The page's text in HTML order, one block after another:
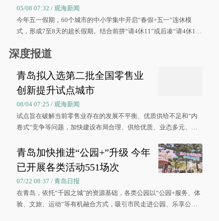
05/08 07:32 / 观海新闻
今年五一假期，60个城市的中小学集中开启“春假+五一”连休模
式，形成7至8天的超长假期。结合前拼“请4休11”或后凑“请4休1
深度报道
青岛拟入选第二批全国零售业
创新提升试点城市
08/04 07:25 / 观海新闻
试点旨在破解当前零售业存在的发展不平衡、优质供给不足和“内
卷式”竞争等问题，加快建设布局合理、供给优质、业态多元、智
青岛加快推进“公园+”升级 今年
已开展各类活动551场次
07/22 08:37 / 青岛日报
在青岛，依托“千园之城”的资源基础，各类公园以“公园+服务、体
验、文旅、运动”等有机融合方式，吸引市民走进公园、乐享公